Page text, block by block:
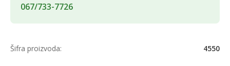
067/733-7726
Šifra proizvoda: 4550